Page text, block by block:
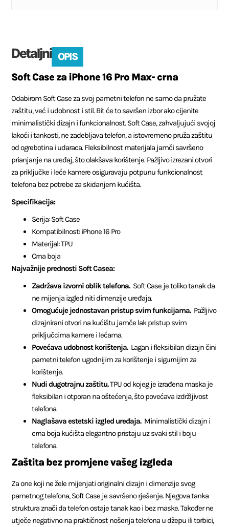
Detaljni OPIS
Soft Case za iPhone 16 Pro Max- crna
Odabirom Soft Case za svoj pametni telefon ne samo da pružate
zaštitu, već i udobnost i stil. Bit će to savršen izbor ako cijenite
minimalistički dizajn i funkcionalnost. Soft Case, zahvaljujući svojoj
lakoći i tankosti, ne zadebljava telefon, a istovremeno pruža zaštitu
od ogrebotina i udaraca. Fleksibilnost materijala jamči savršeno
prianjanje na uređaj, što olakšava korištenje. Pažljivo izrezani otvori
za priključke i leće kamere osiguravaju potpunu funkcionalnost
telefona bez potrebe za skidanjem kućišta.
Specifikacija:
Serija: Soft Case
Kompatibilnost: iPhone 16 Pro
Materijal: TPU
Crna boja
Najvažnije prednosti Soft Casea:
Zadržava izvorni oblik telefona.Soft Case je toliko tanak da
ne mijenja izgled niti dimenzije uređaja.
Omogućuje jednostavan pristup svim funkcijama.Pažljivo
dizajnirani otvori na kućištu jamče lak pristup svim
priključcima kamere i lećama.
Povećava udobnost korištenja.Lagan i fleksibilan dizajn čini
pametni telefon ugodnijim za korištenje i sigurnijim za
korištenje.
Nudi dugotrajnu zaštitu.TPU od kojeg je izrađena maska ​​je
fleksibilan i otporan na oštećenja, što povećava izdržljivost
telefona.
Naglašava estetski izgled uređaja.Minimalistički dizajn i
crna boja kućišta elegantno pristaju uz svaki stil i boju
telefona.
Zaštita bez promjene vašeg izgleda
Za one koji ne žele mijenjati originalni dizajn i dimenzije svog
pametnog telefona, Soft Case je savršeno rješenje. Njegova tanka
struktura znači da telefon ostaje tanak kao i bez maske. Također ne
utječe negativno na praktičnost nošenja telefona u džepu ili torbici,